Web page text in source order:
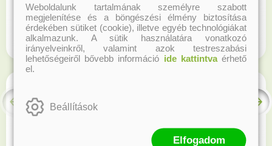
Korábbi könyveinkből regisztrált felhasználóinknak
INGYENES szállítás 15.000 Ft felett. További infó...
Weboldalunk tartalmának személyre szabott
megjelenítése és a böngészési élmény biztosítása
érdekében sütiket (cookie), illetve egyéb technológiákat
alkalmazunk. A sütik használatára vonatkozó
irányelveinkről, valamint azok testreszabási
lehetőségeiről bővebb információ ide kattintvaérhető
el.
Beállítások
Elfogadom